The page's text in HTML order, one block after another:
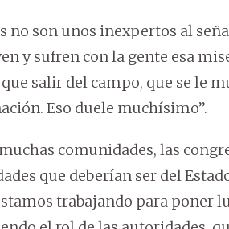
no son unos inexpertos al
y sufren con la gente esa
que salir del campo, que se le
Eso duele muchísimo’’.
comunidades, las
que deberían ser del
trabajando para poner